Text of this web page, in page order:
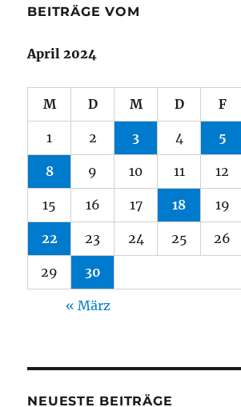
BEITRÄGE VOM
April 2024
M D M D F
1 2 3 4 5
8 9 10 11 12
15 16 17 18 19
22 23 24 25 26
29 30
« März
NEUESTE BEITRÄGE